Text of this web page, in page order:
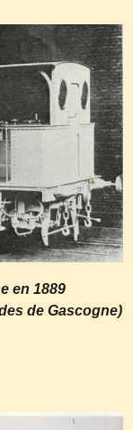
en 1889
de Gascogne)